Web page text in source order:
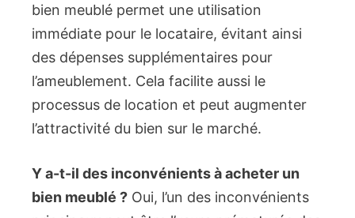
bien meublé permet une utilisation
immédiate pour le locataire, évitant ainsi
des dépenses supplémentaires pour
l’ameublement. Cela facilite aussi le
processus de location et peut augmenter
l’attractivité du bien sur le marché.
Y a-t-il des inconvénients à acheter un
bien meublé ? Oui, l’un des inconvénients